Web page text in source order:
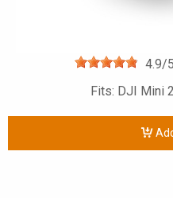
4.9/
Fits: DJI Mini